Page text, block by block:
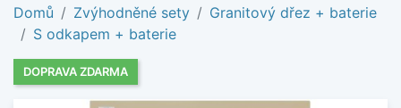
Domů Zvýhodněné sety
Granitový dřez + baterie
S odkapem + baterie
DOPRAVA ZDARMA